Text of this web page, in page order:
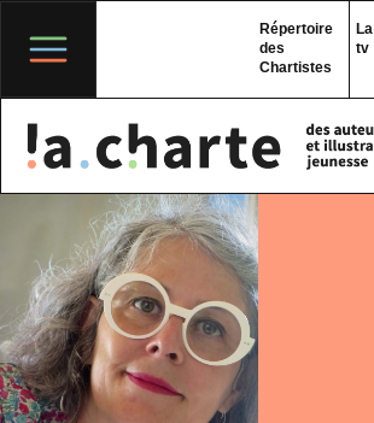
content
Répertoire
des
Chartistes
tv